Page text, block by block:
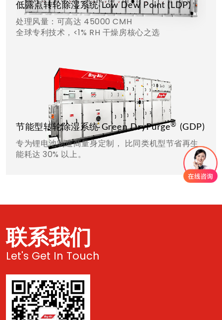
低露点转轮除湿系统 Low Dew Point (LDP)
处理风量：可高达 45000 CMH
全球专利技术，<1% RH 干燥房核心之选
节能型转轮除湿系统 Green DryPurge® (GDP)
专为锂电池制造商量身定制， 比同类机型节省再生
能耗达 30% 以上。
联系我们
Let's Get In Touch